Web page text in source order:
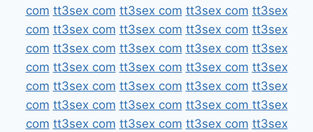
com tt3sex com tt3sex com tt3sex com tt3sex
com tt3sex com tt3sex com tt3sex com tt3sex
com tt3sex com tt3sex com tt3sex com tt3sex
com tt3sex com tt3sex com tt3sex com tt3sex
com tt3sex com tt3sex com tt3sex com tt3sex
com tt3sex com tt3sex com tt3sex com tt3sex
com tt3sex com tt3sex com tt3sex com tt3sex